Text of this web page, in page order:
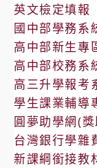
英文檢定填報
國中部學務系
高中部新生專
高中部校務系
高三升學報考
學生課業輔導
圓夢助學網(
台灣銀行學雜
新課綱銜接教